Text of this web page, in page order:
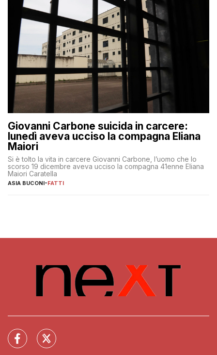
Giovanni Carbone suicida in carcere:
lunedì aveva ucciso la compagna Eliana
Maiori
Si è tolto la vita in carcere Giovanni Carbone, l’uomo che lo
scorso 19 dicembre aveva ucciso la compagna 41enne Eliana
Maiori Caratella
ASIA BUCONI-FATTI